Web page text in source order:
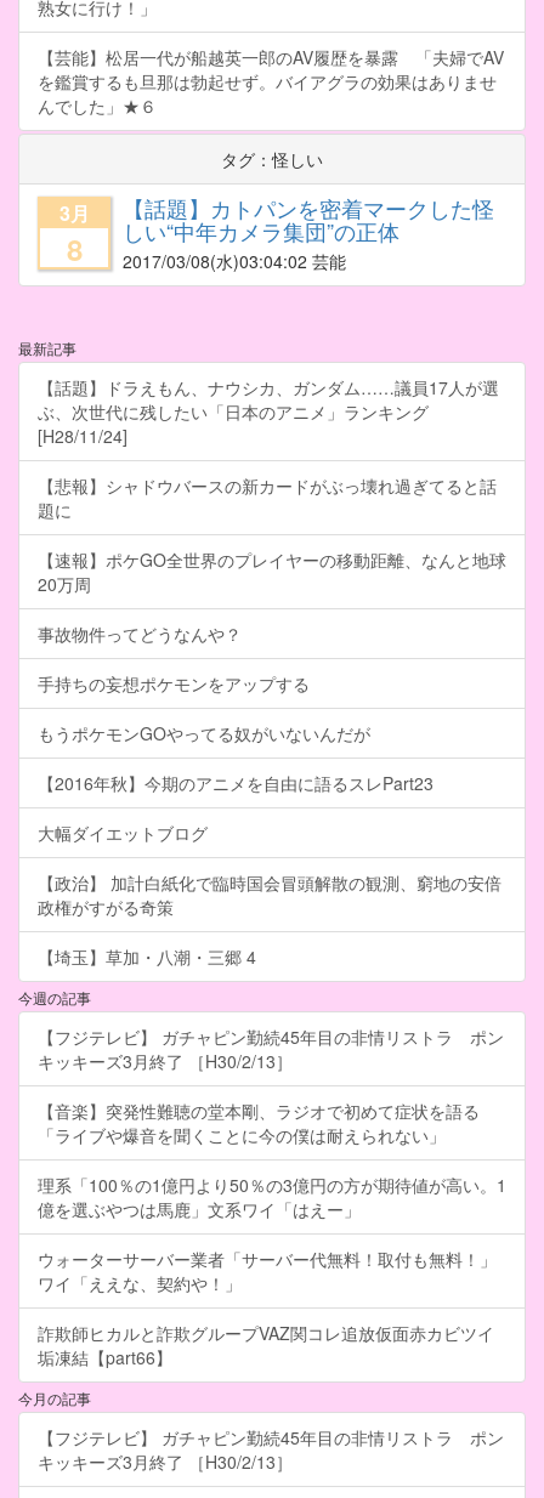
熟女に行け！」
【芸能】松居一代が船越英一郎のAV履歴を暴露 「夫婦でAV
を鑑賞するも旦那は勃起せず。バイアグラの効果はありませ
んでした」★６
タグ：怪しい
3月
8
【話題】カトパンを密着マークした怪
しい“中年カメラ集団”の正体
2017/03/08(水)03:04:02 芸能
最新記事
【話題】ドラえもん、ナウシカ、ガンダム……議員17人が選
ぶ、次世代に残したい「日本のアニメ」ランキング
[H28/11/24]
【悲報】シャドウバースの新カードがぶっ壊れ過ぎてると話
題に
【速報】ポケGO全世界のプレイヤーの移動距離、なんと地球
20万周
事故物件ってどうなんや？
手持ちの妄想ポケモンをアップする
もうポケモンGOやってる奴がいないんだが
【2016年秋】今期のアニメを自由に語るスレPart23
大幅ダイエットブログ
【政治】 加計白紙化で臨時国会冒頭解散の観測、窮地の安倍
政権がすがる奇策
【埼玉】草加・八潮・三郷 4
今週の記事
【フジテレビ】 ガチャピン勤続45年目の非情リストラ ポン
キッキーズ3月終了 ［H30/2/13］
【音楽】突発性難聴の堂本剛、ラジオで初めて症状を語る
「ライブや爆音を聞くことに今の僕は耐えられない」
理系「100％の1億円より50％の3億円の方が期待値が高い。1
億を選ぶやつは馬鹿」文系ワイ「はえー」
ウォーターサーバー業者「サーバー代無料！取付も無料！」
ワイ「ええな、契約や！」
詐欺師ヒカルと詐欺グループVAZ関コレ追放仮面赤カビツイ
垢凍結【part66】
今月の記事
【フジテレビ】 ガチャピン勤続45年目の非情リストラ ポン
キッキーズ3月終了 ［H30/2/13］